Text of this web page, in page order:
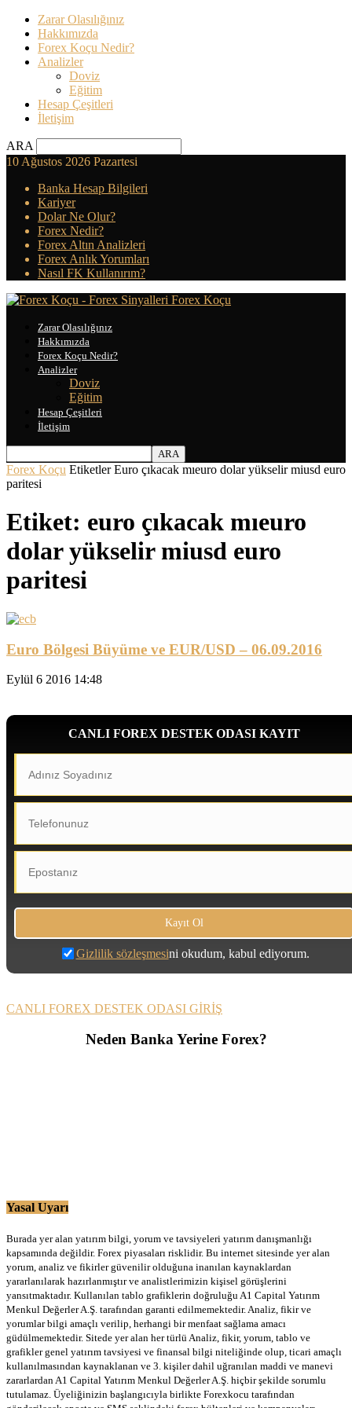
Zarar Olasılığınız
Hakkımızda
Forex Koçu Nedir?
Analizler
Doviz
Eğitim
Hesap Çeşitleri
İletişim
ARA
10 Ağustos 2026 Pazartesi
Banka Hesap Bilgileri
Kariyer
Dolar Ne Olur?
Forex Nedir?
Forex Altın Analizleri
Forex Anlık Yorumları
Nasıl FK Kullanırım?
Forex Koçu
Zarar Olasılığınız
Hakkımızda
Forex Koçu Nedir?
Analizler
Doviz
Eğitim
Hesap Çeşitleri
İletişim
Forex Koçu Etiketler Euro çıkacak mıeuro dolar yükselir miusd euro
paritesi
Etiket: euro çıkacak mıeuro
dolar yükselir miusd euro
paritesi
Euro Bölgesi Büyüme ve EUR/USD – 06.09.2016
Eylül 6 2016 14:48
CANLI FOREX DESTEK ODASI KAYIT
Gizlilik sözleşmesini okudum, kabul ediyorum.
CANLI FOREX DESTEK ODASI GİRİŞ
Neden Banka Yerine Forex?
Yasal Uyarı
Burada yer alan yatırım bilgi, yorum ve tavsiyeleri yatırım danışmanlığı
kapsamında değildir. Forex piyasaları risklidir. Bu internet sitesinde yer alan
yorum, analiz ve fikirler güvenilir olduğuna inanılan kaynaklardan
yararlanılarak hazırlanmıştır ve analistlerimizin kişisel görüşlerini
yansıtmaktadır. Kullanılan tablo grafiklerin doğruluğu A1 Capital Yatırım
Menkul Değerler A.Ş. tarafından garanti edilmemektedir. Analiz, fikir ve
yorumlar bilgi amaçlı verilip, herhangi bir menfaat sağlama amacı
güdülmemektedir. Sitede yer alan her türlü Analiz, fikir, yorum, tablo ve
grafikler genel yatırım tavsiyesi ve finansal bilgi niteliğinde olup, ticari amaçlı
kullanılmasından kaynaklanan ve 3. kişiler dahil uğranılan maddi ve manevi
zararlardan A1 Capital Yatırım Menkul Değerler A.Ş. hiçbir şekilde sorumlu
tutulamaz. Üyeliğinizin başlangıcıyla birlikte Forexkocu tarafından